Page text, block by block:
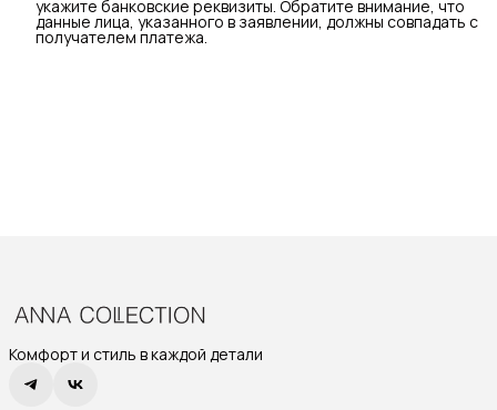
укажите банковские реквизиты. Обратите внимание, что
данные лица, указанного в заявлении, должны совпадать с
получателем платежа.
Комфорт и стиль в каждой детали